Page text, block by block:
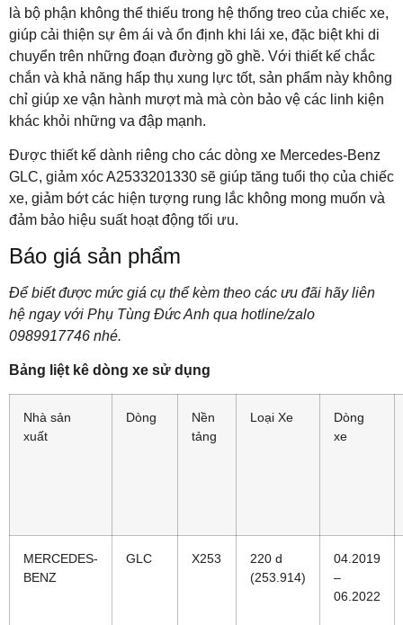
là bộ phận không thể thiếu trong hệ thống treo của chiếc xe,
giúp cải thiện sự êm ái và ổn định khi lái xe, đặc biệt khi di
chuyển trên những đoạn đường gồ ghề. Với thiết kế chắc
chắn và khả năng hấp thụ xung lực tốt, sản phẩm này không
chỉ giúp xe vận hành mượt mà mà còn bảo vệ các linh kiện
khác khỏi những va đập mạnh.
Được thiết kế dành riêng cho các dòng xe Mercedes-Benz
GLC, giảm xóc A2533201330 sẽ giúp tăng tuổi thọ của chiếc
xe, giảm bớt các hiện tượng rung lắc không mong muốn và
đảm bảo hiệu suất hoạt động tối ưu.
Báo giá sản phẩm
Để biết được mức giá cụ thể kèm theo các ưu đãi hãy liên
hệ ngay với Phụ Tùng Đức Anh qua hotline/zalo
0989917746 nhé.
Bảng liệt kê dòng xe sử dụng
Nhà sản
xuất
Dòng
Nền
tảng
Loại Xe
Dòng
xe
MERCEDES-
BENZ
GLC X253
220 d
(253.914)
04.2019
–
06.2022